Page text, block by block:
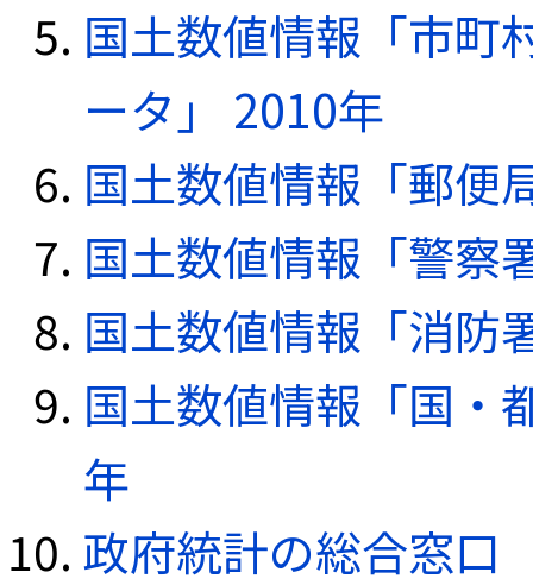
国土数値情報「市町
ータ」 2010年
国土数値情報「郵便
国土数値情報「警察
国土数値情報「消防
国土数値情報「国・
年
政府統計の総合窓口